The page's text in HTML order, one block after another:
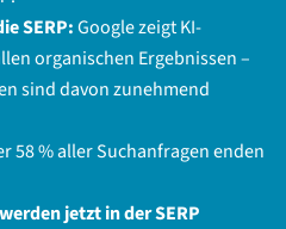
SERP:Google zeigt KI-
organischen Ergebnissen –
sind davon zunehmend
58 % aller Suchanfragen enden
jetzt in der SERP